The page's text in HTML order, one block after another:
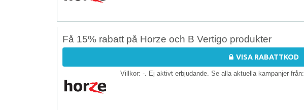
Få 15% rabatt på Horze och B Vertigo produkter
VISA RABATTKOD
Villkor: -. Ej aktivt erbjudande. Se alla aktuella kampanjer från: